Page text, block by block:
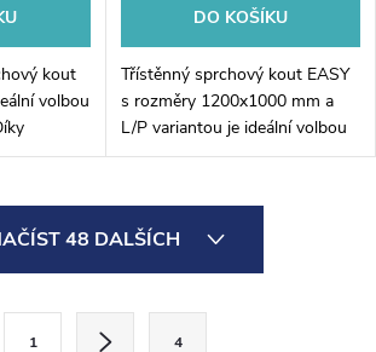
kout
volbou
s trojitými
DO KOŠÍKU
Třístěnný sprchový kout EASY
s rozměry 1200x1000 mm a
L/P variantou je ideální volbou
pro váš koupelnu. Díky
designu se snadno hodí do
každého...
48 DALŠÍCH
1 4